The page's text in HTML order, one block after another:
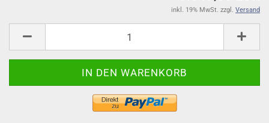
inkl. 19% MwSt. zzgl. Versand